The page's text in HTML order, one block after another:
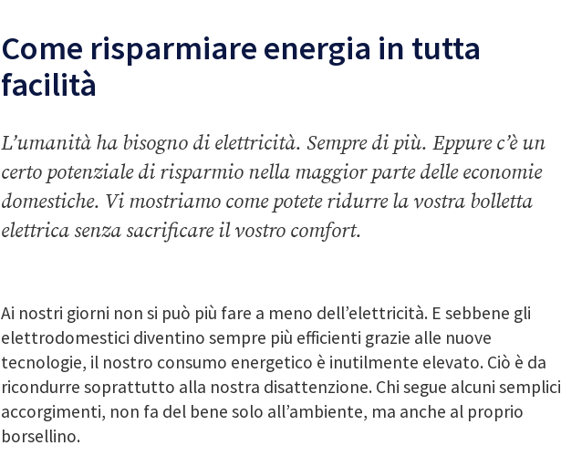
Come risparmiare energia in tutta
facilità
L’umanità ha bisogno di elettricità. Sempre di più. Eppure c’è un
certo potenziale di risparmio nella maggior parte delle economie
domestiche. Vi mostriamo come potete ridurre la vostra bolletta
elettrica senza sacrificare il vostro comfort.
Ai nostri giorni non si può più fare a meno dell’elettricità. E sebbene gli
elettrodomestici diventino sempre più efficienti grazie alle nuove
tecnologie, il nostro consumo energetico è inutilmente elevato. Ciò è da
ricondurre soprattutto alla nostra disattenzione. Chi segue alcuni semplici
accorgimenti, non fa del bene solo all’ambiente, ma anche al proprio
borsellino.